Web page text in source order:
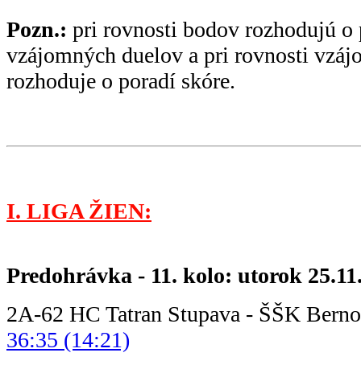
Pozn.: pri rovnosti bodov rozhodujú o
vzájomných duelov a pri rovnosti
rozhoduje o poradí skóre.
I. LIGA ŽIEN:
Predohrávka - 11. kolo: utorok
2A-62 HC Tatran Stupava - ŠŠK
36:35 (14:21)